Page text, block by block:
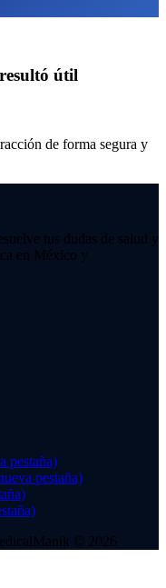
útil
de forma segura y
tus dudas de salud y
en México y
pestaña)
pestaña)
© 2026